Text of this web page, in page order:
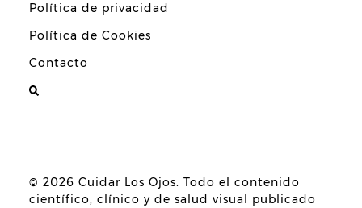
Política de privacidad
Política de Cookies
Contacto
© 2026 Cuidar Los Ojos. Todo el contenido
científico, clínico y de salud visual publicado